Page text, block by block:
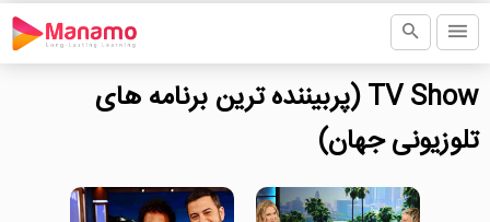
TV Show (پربیننده ترین برنامه های
تلوزیونی جهان)